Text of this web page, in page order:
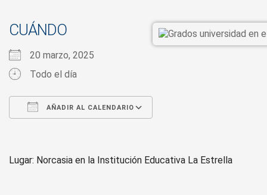
CUÁNDO
20 marzo, 2025
Todo el día
AÑADIR AL CALENDARIO
Lugar: Norcasia en la Institución Educativa La Estrella